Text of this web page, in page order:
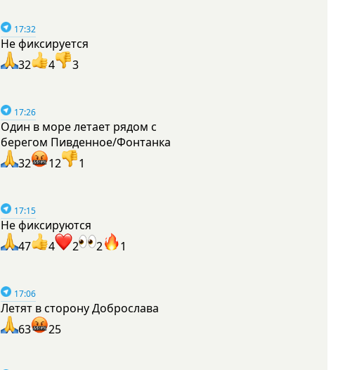
17:32
Не фиксируется
32
4 3
17:26
Один в море летает рядом с
берегом Пивденное/Фонтанка
32
12 1
17:15
Не фиксируются
47
4 2 2 1
17:06
Летят в сторону Доброслава
63
25